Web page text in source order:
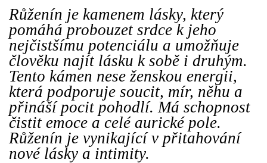
Růženín je kamenem lásky, který
pomáhá probouzet srdce k jeho
nejčistšímu potenciálu a umožňuje
člověku najít lásku k sobě i druhým.
Tento kámen nese ženskou energii,
která podporuje soucit, mír, něhu a
přináší pocit pohodlí. Má schopnost
čistit emoce a celé aurické pole.
Růženín je vynikající v přitahování
nové lásky a intimity.